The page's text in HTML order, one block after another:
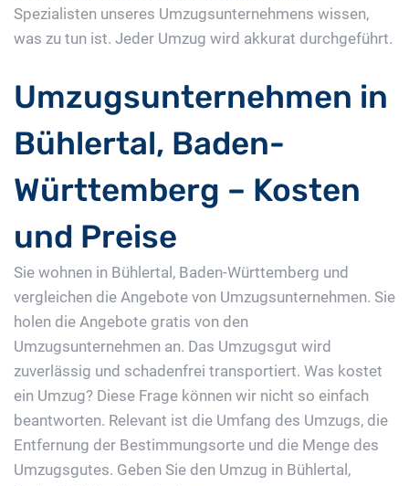
Spezialisten unseres Umzugsunternehmens wissen,
was zu tun ist. Jeder Umzug wird akkurat durchgeführt.
Umzugsunternehmen in
Bühlertal, Baden-
Württemberg – Kosten
und Preise
Sie wohnen in Bühlertal, Baden-Württemberg und
vergleichen die Angebote von Umzugsunternehmen. Sie
holen die Angebote gratis von den
Umzugsunternehmen an. Das Umzugsgut wird
zuverlässig und schadenfrei transportiert. Was kostet
ein Umzug? Diese Frage können wir nicht so einfach
beantworten. Relevant ist die Umfang des Umzugs, die
Entfernung der Bestimmungsorte und die Menge des
Umzugsgutes. Geben Sie den Umzug in Bühlertal,